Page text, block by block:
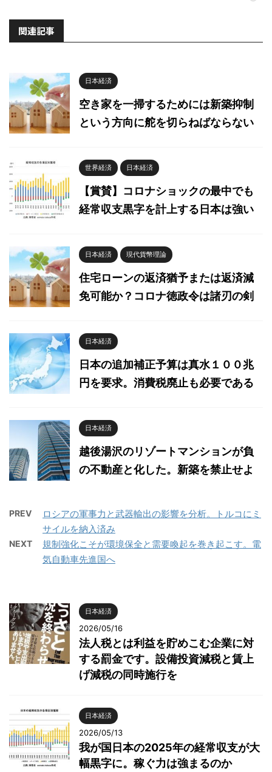
関連記事
日本経済
空き家を一掃するためには新築抑制
という方向に舵を切らねばならない
世界経済 日本経済
【賞賛】コロナショックの最中でも
経常収支黒字を計上する日本は強い
日本経済 現代貨幣理論
住宅ローンの返済猶予または返済減
免可能か？コロナ徳政令は諸刃の剣
日本経済
日本の追加補正予算は真水１００兆
円を要求。消費税廃止も必要である
日本経済
越後湯沢のリゾートマンションが負
の不動産と化した。新築を禁止せよ
PREV
ロシアの軍事力と武器輸出の影響を分析。トルコにミ
サイルを納入済み
NEXT
規制強化こそが環境保全と需要喚起を巻き起こす。電
気自動車先進国へ
日本経済
2026/05/16
法人税とは利益を貯めこむ企業に対
する罰金です。設備投資減税と賃上
げ減税の同時施行を
日本経済
2026/05/13
我が国日本の2025年の経常収支が大
幅黒字に。稼ぐ力は強まるのか